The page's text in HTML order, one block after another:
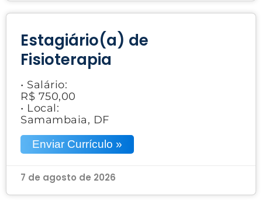
Estagiário(a) de
Fisioterapia
• Salário:
R$ 750,00
• Local:
Samambaia, DF
Enviar Currículo »
7 de agosto de 2026